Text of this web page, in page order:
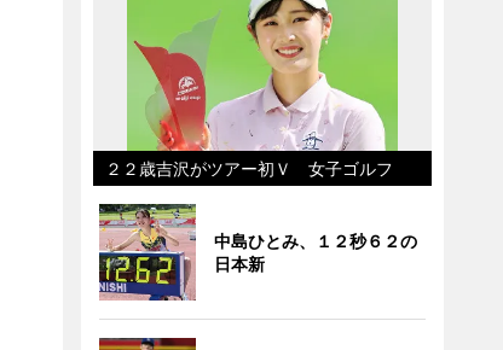
２２歳吉沢がツアー初Ｖ 女子ゴルフ
中島ひとみ、１２秒６２の
日本新